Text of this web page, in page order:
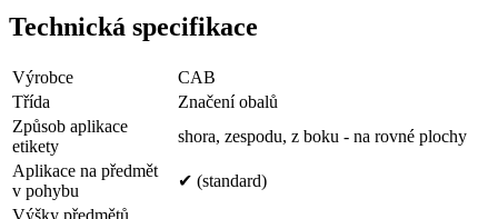
Technická specifikace
Výrobce
CAB
Třída
Značení obalů
Způsob aplikace
etikety
shora, zespodu, z boku - na rovné plochy
Aplikace na předmět
v pohybu
✔ (standard)
Výšky předmětů